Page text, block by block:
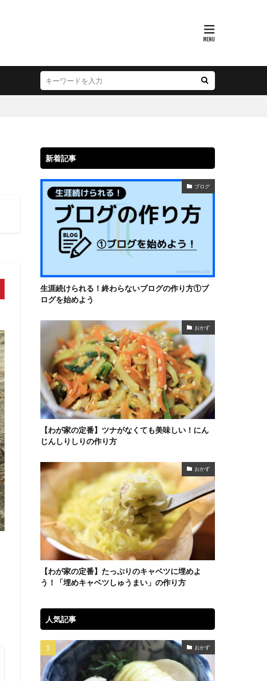
新着記事
ブログ
生涯続けられる！終わらないブログの作り方①ブ
ログを始めよう
おかず
【わが家の定番】ツナがなくても美味しい！にん
じんしりしりの作り方
おかず
【わが家の定番】たっぷりのキャベツに埋めよ
う！「埋めキャベツしゅうまい」の作り方
人気記事
おかず